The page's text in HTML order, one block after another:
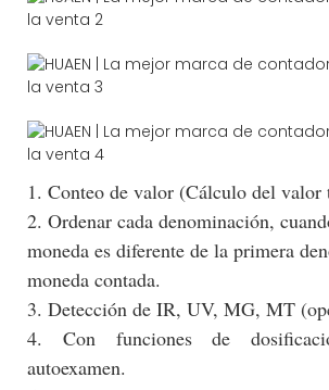
1. Conteo de valor (Cálculo del valor
2. Ordenar cada denominación,
moneda es diferente de la primera
moneda contada.
3. Detección de IR, UV, MG, MT
4. Con funciones de
autoexamen.